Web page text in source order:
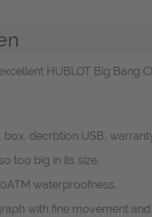
HUBLOT Big Bang
decrbtion USB,
too big in its size.
waterproofness.
with fine movement